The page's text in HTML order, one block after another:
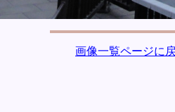
画像一覧ページに